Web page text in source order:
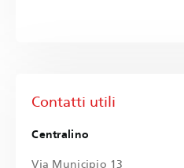
Contatti utili
Centralino
Via Municipio 13